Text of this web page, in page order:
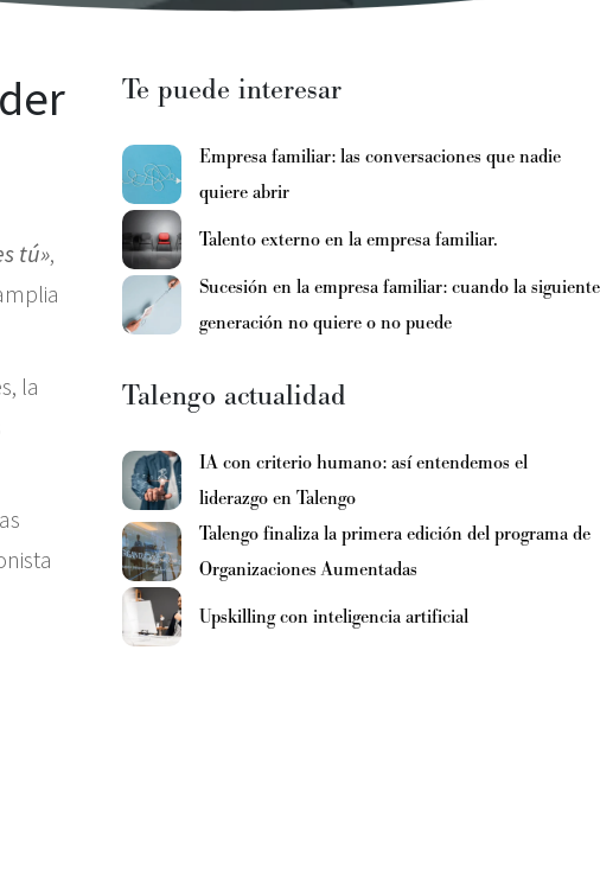
tú»,
la
Te puede interesar
Empresa familiar: las conversaciones que nadie
quiere abrir
Talento externo en la empresa familiar.
Sucesión en la empresa familiar: cuando la siguiente
generación no quiere o no puede
Talengo actualidad
IA con criterio humano: así entendemos el
liderazgo en Talengo
Talengo finaliza la primera edición del programa de
Organizaciones Aumentadas
Upskilling con inteligencia artificial